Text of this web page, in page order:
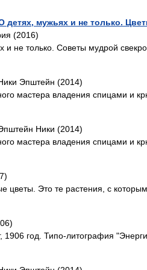
мужьях и не только.
(2016)
и не только. Советы мудрой
Эпштейн (2014)
мастера владения спицами и
Ники (2014)
мастера владения спицами и
цветы. Это те растения, с
год. Типо-литография